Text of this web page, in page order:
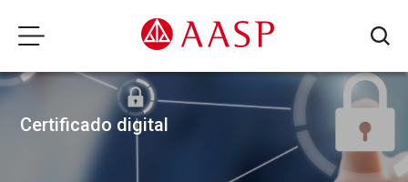
Certificado digital